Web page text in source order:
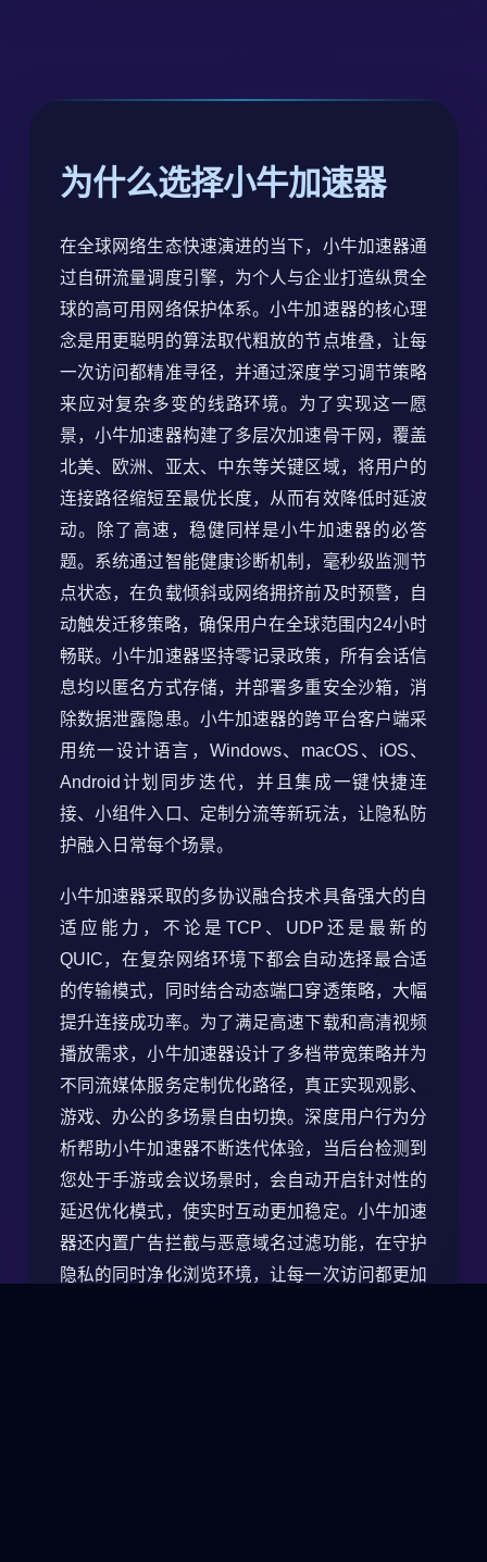
为什么选择小牛加速器
在全球网络生态快速演进的当下，小牛加速器通
过自研流量调度引擎，为个人与企业打造纵贯全
球的高可用网络保护体系。小牛加速器的核心理
念是用更聪明的算法取代粗放的节点堆叠，让每
一次访问都精准寻径，并通过深度学习调节策略
来应对复杂多变的线路环境。为了实现这一愿
景，小牛加速器构建了多层次加速骨干网，覆盖
北美、欧洲、亚太、中东等关键区域，将用户的
连接路径缩短至最优长度，从而有效降低时延波
动。除了高速，稳健同样是小牛加速器的必答
题。系统通过智能健康诊断机制，毫秒级监测节
点状态，在负载倾斜或网络拥挤前及时预警，自
动触发迁移策略，确保用户在全球范围内24小时
畅联。小牛加速器坚持零记录政策，所有会话信
息均以匿名方式存储，并部署多重安全沙箱，消
除数据泄露隐患。小牛加速器的跨平台客户端采
用统一设计语言，Windows、macOS、iOS、
Android计划同步迭代，并且集成一键快捷连
接、小组件入口、定制分流等新玩法，让隐私防
护融入日常每个场景。
小牛加速器采取的多协议融合技术具备强大的自
适应能力，不论是TCP、UDP还是最新的
QUIC，在复杂网络环境下都会自动选择最合适
的传输模式，同时结合动态端口穿透策略，大幅
提升连接成功率。为了满足高速下载和高清视频
播放需求，小牛加速器设计了多档带宽策略并为
不同流媒体服务定制优化路径，真正实现观影、
游戏、办公的多场景自由切换。深度用户行为分
析帮助小牛加速器不断迭代体验，当后台检测到
您处于手游或会议场景时，会自动开启针对性的
延迟优化模式，使实时互动更加稳定。小牛加速
器还内置广告拦截与恶意域名过滤功能，在守护
隐私的同时净化浏览环境，让每一次访问都更加